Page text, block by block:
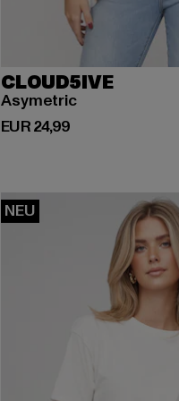
CLOUD5IVE
Asymetric
EUR 24,99
Derzeitiger Preis: EUR 24,99
NEU